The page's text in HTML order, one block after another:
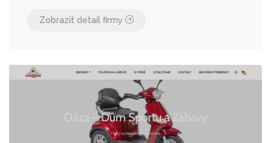
Zobrazit detail firmy